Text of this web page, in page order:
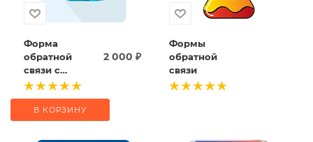
Форма
обратной
связи с
конструктором
2 000 ₽
В КОРЗИНУ
Формы
обратной
связи